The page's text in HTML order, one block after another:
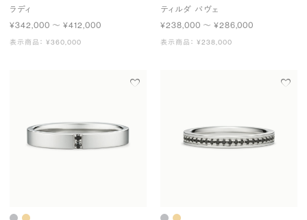
ラディ
¥342,000 〜 ¥412,000
表示商品： ¥360,000
ティルダ パヴェ
¥238,000 〜 ¥286,000
表示商品： ¥238,000